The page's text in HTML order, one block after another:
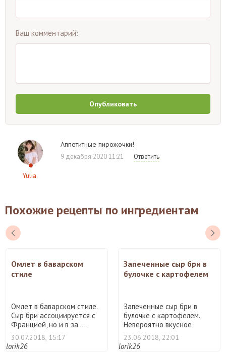
Ваш комментарий:
Опубликовать
Yulia.
Аппетитные пирожочки!
9 декабря 2020 11:21 Ответить
Похожие рецепты по ингредиентам
Омлет в баварском
стиле
Омлет в баварском стиле.
Сыр бри ассоциируется с
Францией, но и в за ...
30.07.2018, 15:17
lorik26
Запеченные сыр бри в
булочке с картофелем
Запеченные сыр бри в
булочке с картофелем.
Невероятно вкусное
блюдо. ...
23.06.2018, 22:01
lorik26